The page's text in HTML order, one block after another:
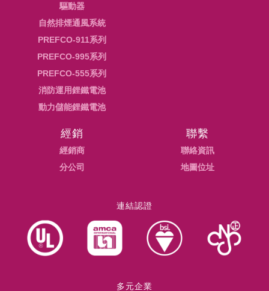
驅動器
自然排煙通風系統
PREFCO-911系列
PREFCO-995系列
PREFCO-555系列
消防運用鋰鐵電池
動力儲能鋰鐵電池
經銷
經銷商
分公司
聯繫
聯絡資訊
地圖位址
連結認證
多元企業